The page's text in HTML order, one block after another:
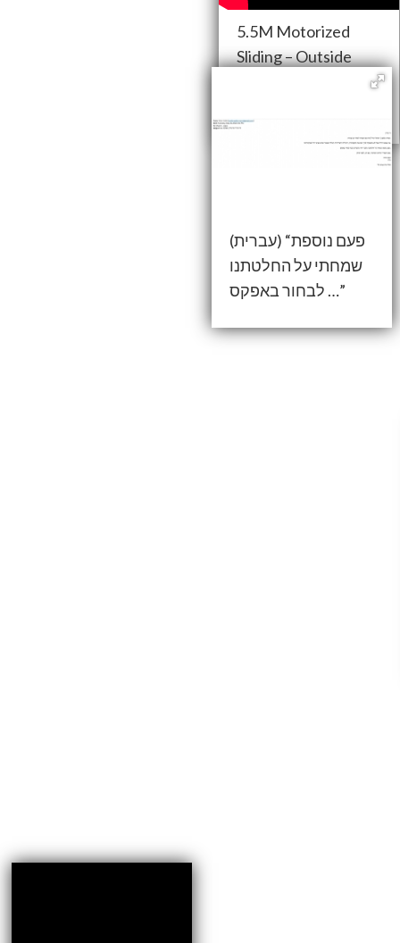
5.5M Motorized
Sliding – Outside
available in
(עברית) “פעם נוספת
שמחתי על החלטתנו
לבחור באפקס …”